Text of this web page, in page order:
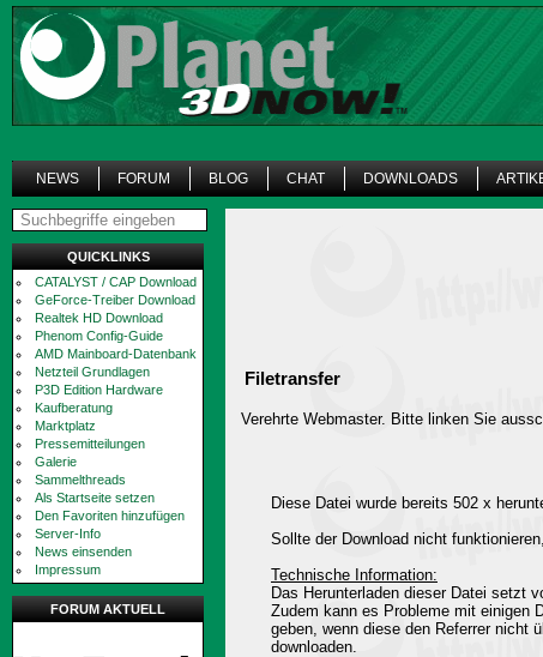
NEWS FORUM BLOG CHAT DOWNLOADS
QUICKLINKS
CATALYST / CAP Download
GeForce-Treiber Download
Realtek HD Download
Phenom Config-Guide
AMD Mainboard-Datenbank
Netzteil Grundlagen
P3D Edition Hardware
Kaufberatung
Marktplatz
Pressemitteilungen
Galerie
Sammelthreads
Als Startseite setzen
Den Favoriten hinzufügen
Server-Info
News einsenden
Impressum
FORUM AKTUELL
Filetransfer
Verehrte Webmaster. Bitte linken Sie
Diese Datei wurde bereits 502 x
Sollte der Download nicht
Technische Information:
Das Herunterladen dieser Datei setzt
Zudem kann es Probleme mit einigen
geben, wenn diese den Referrer nicht
downloaden.